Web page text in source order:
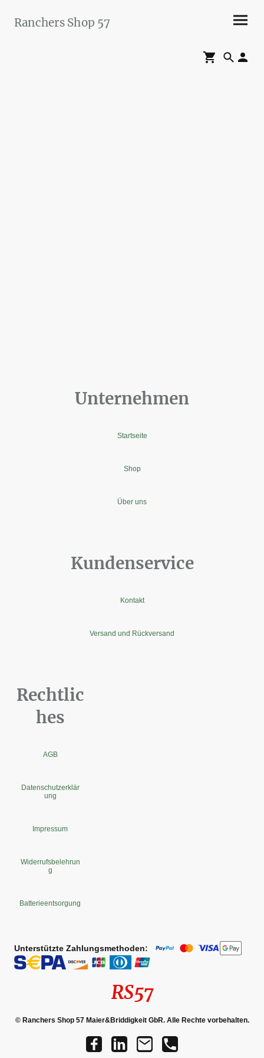
Ranchers Shop 57
Unternehmen
Startseite
Shop
Über uns
Kundenservice
Kontakt
Versand und Rückversand
Rechtlic
hes
AGB
Datenschutzerklär
ung
Impressum
Widerrufsbelehrun
g
Batterieentsorgung
Unterstützte Zahlungsmethoden:
RS57
© Ranchers Shop 57 Maier&Briddigkeit GbR. Alle Rechte vorbehalten.